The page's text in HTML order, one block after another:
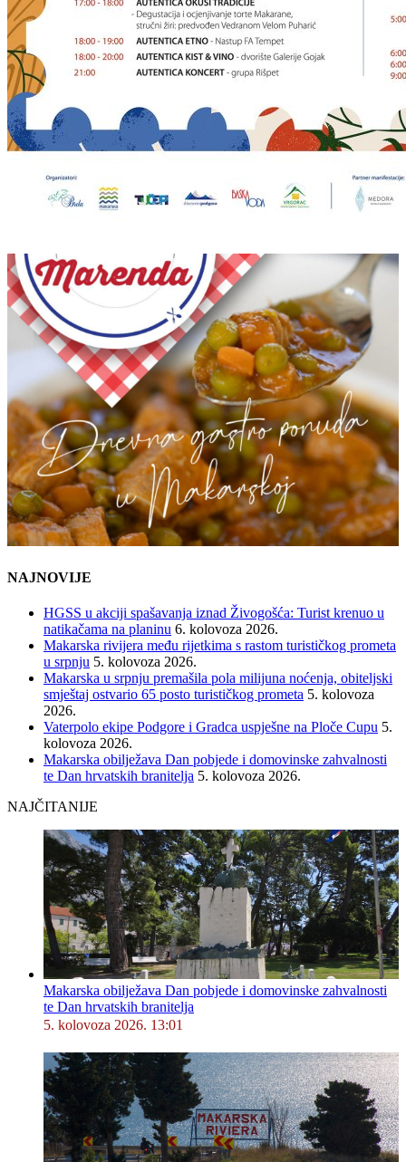
NAJNOVIJE
HGSS u akciji spašavanja iznad Živogošća: Turist krenuo u
natikačama na planinu 6. kolovoza 2026.
Makarska rivijera među rijetkima s rastom turističkog prometa
u srpnju 5. kolovoza 2026.
Makarska u srpnju premašila pola milijuna noćenja, obiteljski
smještaj ostvario 65 posto turističkog prometa 5. kolovoza
2026.
Vaterpolo ekipe Podgore i Gradca uspješne na Ploče Cupu 5.
kolovoza 2026.
Makarska obilježava Dan pobjede i domovinske zahvalnosti
te Dan hrvatskih branitelja 5. kolovoza 2026.
NAJČITANIJE
Makarska obilježava Dan pobjede i domovinske zahvalnosti
te Dan hrvatskih branitelja
5. kolovoza 2026. 13:01